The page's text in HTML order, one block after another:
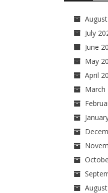
July
June
May
April
March